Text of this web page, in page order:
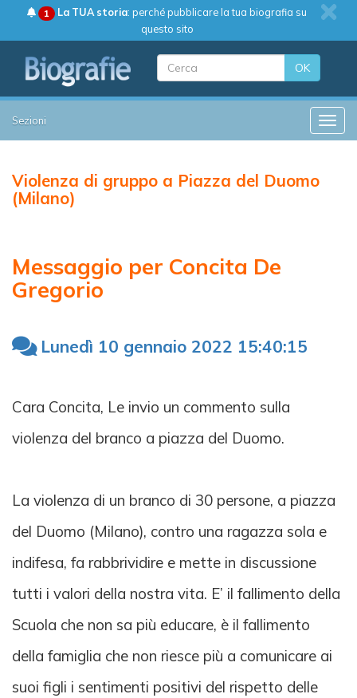
1 La TUA storia: perché pubblicare la tua biografia su
questo sito
OK
Sezioni
Violenza di gruppo a Piazza del Duomo
(Milano)
Messaggio per Concita De
Gregorio
Lunedì 10 gennaio 2022 15:40:15
Cara Concita, Le invio un commento sulla
violenza del branco a piazza del Duomo.
La violenza di un branco di 30 persone, a piazza
del Duomo (Milano), contro una ragazza sola e
indifesa, fa rabbrividire e mette in discussione
tutti i valori della nostra vita. E’ il fallimento della
Scuola che non sa più educare, è il fallimento
della famiglia che non riesce più a comunicare ai
suoi figli i sentimenti positivi del rispetto delle